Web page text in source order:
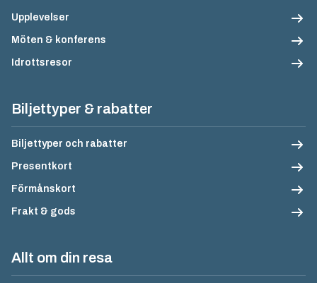
Upplevelser
Möten & konferens
Idrottsresor
Biljettyper & rabatter
Biljettyper och rabatter
Presentkort
Förmånskort
Frakt & gods
Allt om din resa